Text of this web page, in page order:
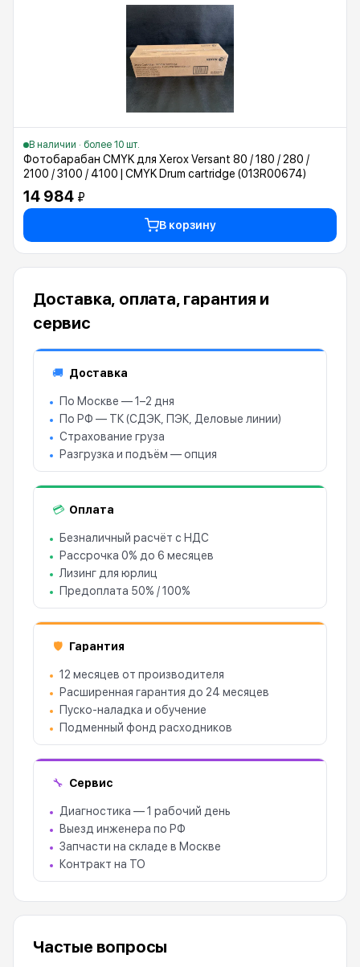
В наличии · более 10 шт.
Фотобарабан CMYK для Xerox Versant 80 / 180 / 280 /
2100 / 3100 / 4100 | CMYK Drum cartridge (013R00674)
14 984 ₽
В корзину
Доставка, оплата, гарантия и
сервис
🚚 Доставка
По Москве — 1–2 дня
По РФ — ТК (СДЭК, ПЭК, Деловые линии)
Страхование груза
Разгрузка и подъём — опция
💳 Оплата
Безналичный расчёт с НДС
Рассрочка 0% до 6 месяцев
Лизинг для юрлиц
Предоплата 50% / 100%
🛡 Гарантия
12 месяцев от производителя
Расширенная гарантия до 24 месяцев
Пуско-наладка и обучение
Подменный фонд расходников
🔧 Сервис
Диагностика — 1 рабочий день
Выезд инженера по РФ
Запчасти на складе в Москве
Контракт на ТО
Частые вопросы